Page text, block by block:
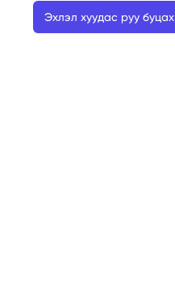
Эхлэл хуудас руу буцах